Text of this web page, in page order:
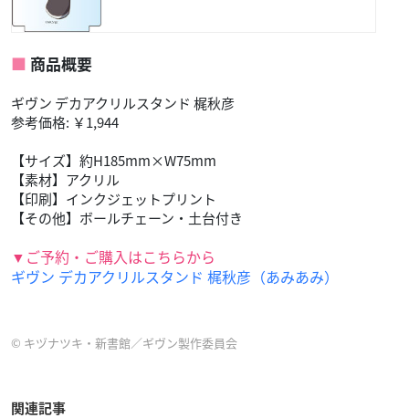
商品概要
ギヴン デカアクリルスタンド 梶秋彦
参考価格: ￥1,944
【サイズ】約H185mm×W75mm
【素材】アクリル
【印刷】インクジェットプリント
【その他】ボールチェーン・土台付き
▼ご予約・ご購入はこちらから
ギヴン デカアクリルスタンド 梶秋彦（あみあみ）
© キヅナツキ・新書館／ギヴン製作委員会
関連記事